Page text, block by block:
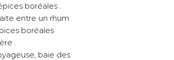
boréales .
entre un rhum
boréales
.
baie des